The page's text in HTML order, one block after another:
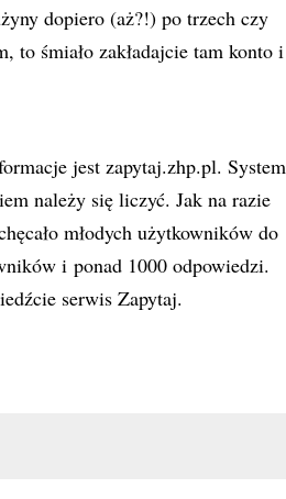
dopiero (aż?!) po trzech czy
to śmiało zakładajcie tam konto i
jest zapytaj.zhp.pl. System
należy się liczyć. Jak na razie
młodych użytkowników do
i ponad 1000 odpowiedzi.
serwis Zapytaj.